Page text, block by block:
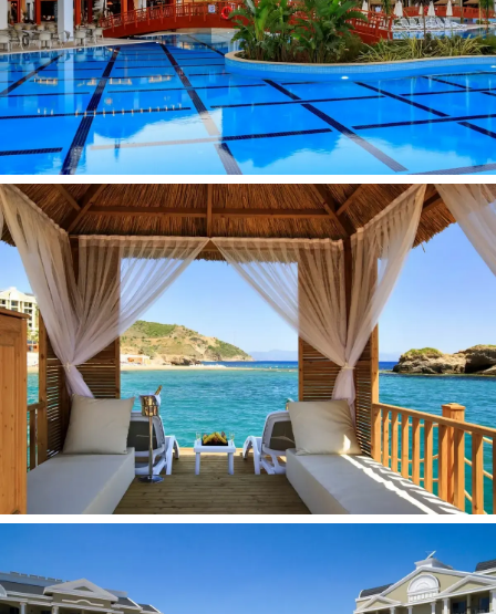
Stalo tenisas
Smiginis
Mini futbolas
Paplūdimio tinklinis
Hamamas
Sauna
Diskoteka
Animacijos programos
Kino teatras
Už papildomą mokestį
SPA salonas
Turkiška pirtis
Sūkurinė vonia
Masažas
Biliardas
Boulingas
Burlenčių sportas
Nardymas
Vaikams:
Žaidimų aikštelė
Vaikų baseinas
Animacijos programos vaikams
Auklės paslaugos (už papildomą mokestį)
Lovelė